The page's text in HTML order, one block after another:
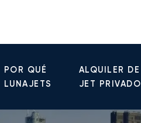
POR QUÉ
LUNAJETS
ALQUILER DE
JET PRIVADO